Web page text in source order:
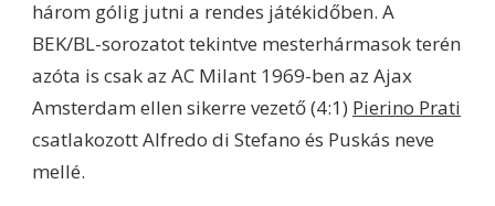
három gólig jutni a rendes játékidőben. A
BEK/BL-sorozatot tekintve mesterhármasok terén
azóta is csak az AC Milant 1969-ben az Ajax
Amsterdam ellen sikerre vezető (4:1) Pierino Prati
csatlakozott Alfredo di Stefano és Puskás neve
mellé.